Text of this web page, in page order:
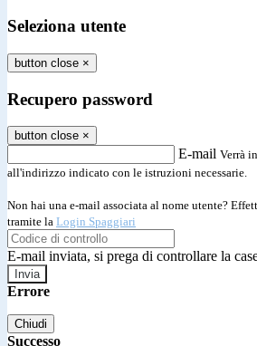
Seleziona utente
button close ×
Recupero password
button close ×
E-mail Verrà
all'indirizzo indicato con le istruzioni necessarie.
Non hai una e-mail associata al nome utente?
tramite la Login Spaggiari
E-mail inviata, si prega di controllare la
Errore
Chiudi
Successo